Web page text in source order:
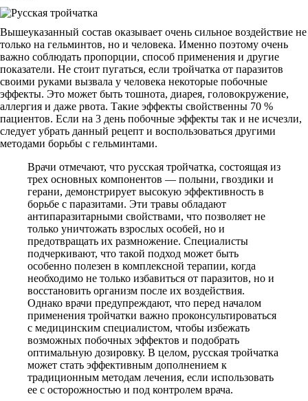
Вышеуказанный состав оказывает очень сильное воздействие не
только на гельминтов, но и человека. Именно поэтому очень
важно соблюдать пропорции, способ применения и другие
показатели. Не стоит пугаться, если тройчатка от паразитов
своими руками вызвала у человека некоторые побочные
эффекты. Это может быть тошнота, диарея, головокружение,
аллергия и даже рвота. Такие эффекты свойственны 70 %
пациентов. Если на 3 день побочные эффекты так и не исчезли,
следует убрать данный рецепт и воспользоваться другими
методами борьбы с гельминтами.
Врачи отмечают, что русская тройчатка, состоящая из
трех основных компонентов — полыни, гвоздики и
герани, демонстрирует высокую эффективность в
борьбе с паразитами. Эти травы обладают
антипаразитарными свойствами, что позволяет не
только уничтожать взрослых особей, но и
предотвращать их размножение. Специалисты
подчеркивают, что такой подход может быть
особенно полезен в комплексной терапии, когда
необходимо не только избавиться от паразитов, но и
восстановить организм после их воздействия.
Однако врачи предупреждают, что перед началом
применения тройчатки важно проконсультироваться
с медицинским специалистом, чтобы избежать
возможных побочных эффектов и подобрать
оптимальную дозировку. В целом, русская тройчатка
может стать эффективным дополнением к
традиционным методам лечения, если использовать
ее с осторожностью и под контролем врача.